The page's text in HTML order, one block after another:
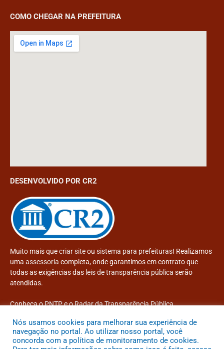
COMO CHEGAR NA PREFEITURA
DESENVOLVIDO POR CR2
Muito mais quecriar siteou sistema para prefeituras! Realizamos
uma assessoria completa, onde garantimos em contrato que
todas as exigências das leis de transparência pública serão
atendidas.
Conheça oPNTPe oRadar da Transparência Pública
Nós usamos cookies para melhorar sua experiência de
navegação no portal. Ao utilizar nosso portal, você
concorda com a política de monitoramento de cookies.